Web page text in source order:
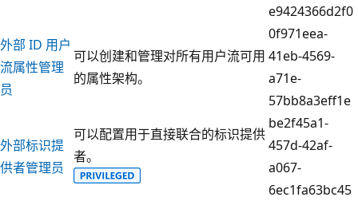
e9424366d2f0
外部 ID 用户
流属性管理
员
可以创建和管理对所有用户流可用
的属性架构。
0f971eea-
41eb-4569-
a71e-
57bb8a3eff1e
外部标识提
供者管理员
可以配置用于直接联合的标识提供
者。
be2f45a1-
457d-42af-
a067-
6ec1fa63bc45